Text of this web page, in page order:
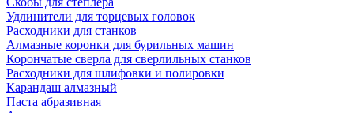
Удлинители для торцевых головок
Расходники для станков
Алмазные коронки для бурильных машин
Корончатые сверла для сверлильных станков
Расходники для шлифовки и полировки
Карандаш алмазный
Паста абразивная